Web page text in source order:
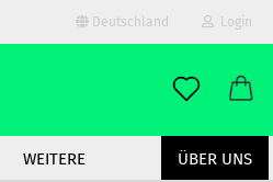
Deutschland Login
ÜBER UNS
WEITERE